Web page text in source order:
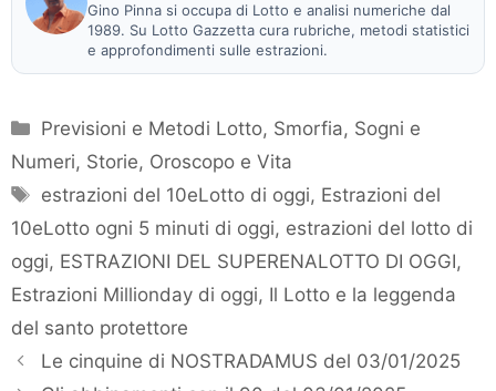
Gino Pinna si occupa di Lotto e analisi numeriche dal
1989. Su Lotto Gazzetta cura rubriche, metodi statistici
e approfondimenti sulle estrazioni.
Categorie
Previsioni e Metodi Lotto, Smorfia, Sogni e
Numeri, Storie, Oroscopo e Vita
Tag
estrazioni del 10eLotto di oggi, Estrazioni del
10eLotto ogni 5 minuti di oggi, estrazioni del lotto di
oggi, ESTRAZIONI DEL SUPERENALOTTO DI OGGI,
Estrazioni Millionday di oggi, Il Lotto e la leggenda
del santo protettore
Le cinquine di NOSTRADAMUS del 03/01/2025